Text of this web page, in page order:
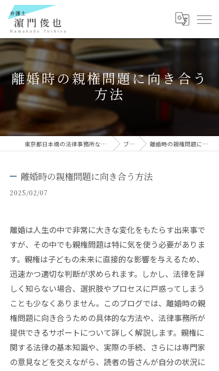
離婚時の親権問題に向き合う
方法
東京都日本橋の法律事務所なら弁護士 濵門俊也 ブログ 離婚時の親権問題に向き合う方法
離婚時の親権問題に向き合う方法
2025/02/07
離婚は人生の中で非常に大きな変化をもたらす出来事で
すが、その中でも親権問題は特に気を使う必要がありま
す。親権は子どもの未来に直接的な影響を与えるため、
迅速かつ適切な判断が求められます。しかし、法律を詳
しく知らない場合、選択肢やプロセスに戸惑ってしまう
ことも少なくありません。このブログでは、離婚時の親
権問題に向き合うための具体的な方法や、法律事務所が
提供できるサポートについて詳しく解説します。親権に
関する法律の基本知識や、実際の手続、さらには専門家
の意見などを交えながら、読者の皆さんが自分の状況に